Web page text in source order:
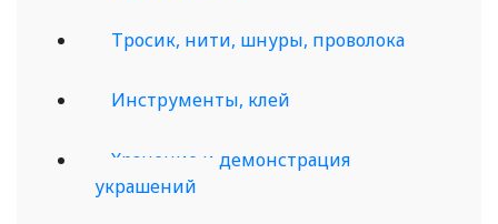
Тросик, нити, шнуры, проволока
Инструменты, клей
Хранение и демонстрация
украшений